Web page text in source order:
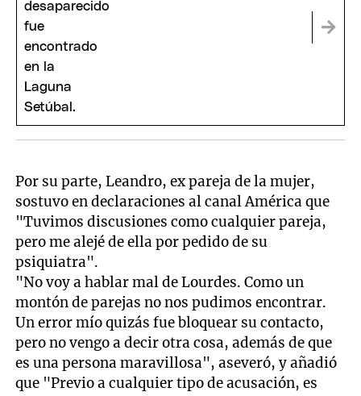
Por su parte, Leandro, ex pareja de la mujer,
sostuvo en declaraciones al canal América que
"Tuvimos discusiones como cualquier pareja,
pero me alejé de ella por pedido de su
psiquiatra".
"No voy a hablar mal de Lourdes. Como un
montón de parejas no nos pudimos encontrar.
Un error mío quizás fue bloquear su contacto,
pero no vengo a decir otra cosa, además de que
es una persona maravillosa", aseveró, y añadió
que "Previo a cualquier tipo de acusación, es